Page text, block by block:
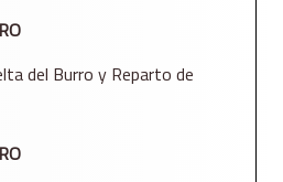
del Burro y Reparto de